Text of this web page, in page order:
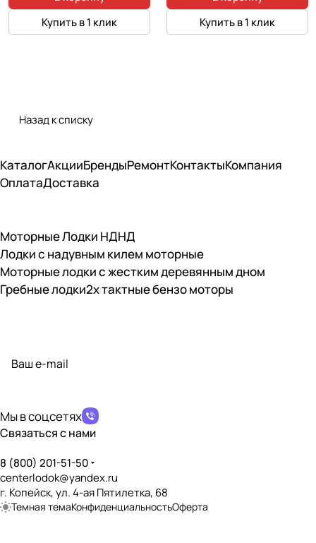
Купить в 1 клик
Купить в 1 клик
Назад к списку
КаталогАкцииБрендыРемонтКонтактыКомпания
ОплатаДоставка
Моторные Лодки НДНД
Лодки с надувным килем моторные
Моторные лодки с жестким деревянным дном
Гребные лодки2х тактные бензо моторы
Мы в соцсетях
Связаться с нами
8 (800) 201-51-50
centerlodok@yandex.ru
г. Копейск, ул. 4-ая Пятилетка, 68
Темная темаКонфиденциальностьОферта